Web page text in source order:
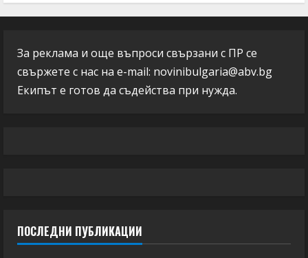
За реклама и още въпроси свързани с ПР се
свържете с нас на e-mail: novinibulgaria@abv.bg
Екипът е готов да съдейства при нужда.
ПОСЛЕДНИ ПУБЛИКАЦИИ